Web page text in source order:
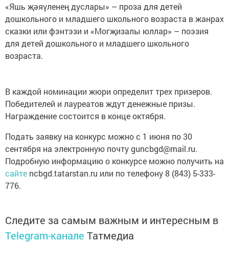
«Яшь җәяүленең дуслары» – проза для детей
дошкольного и младшего школьного возраста в жанрах
сказки или фэнтэзи и «Могҗизалы юллар» – поэзия
для детей дошкольного и младшего школьного
возраста.
В каждой номинации жюри определит трех призеров.
Победителей и лауреатов ждут денежные призы.
Награждение состоится в конце октября.
Подать заявку на конкурс можно с 1 июня по 30
сентября на электронную почту guncbgd@mail.ru.
Подробную информацию о конкурсе можно получить на
сайте ncbgd.tatarstan.ru или по телефону 8 (843) 5-333-
776.
Следите за самым важным и интересным в
Telegram-канале Татмедиа